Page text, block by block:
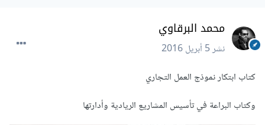
محمد البرقاوي
نشر5 أبريل 2016
كتاب ابتكار نموذج العمل التجاري
وكتاب البراعة في تأسيس المشاريع الريادية وأدارتها